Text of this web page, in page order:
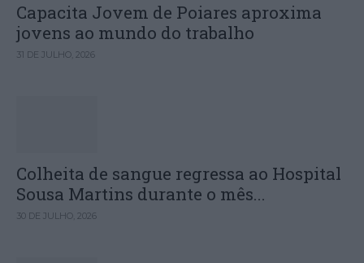
Capacita Jovem de Poiares aproxima
jovens ao mundo do trabalho
31 DE JULHO, 2026
Colheita de sangue regressa ao Hospital
Sousa Martins durante o mês...
30 DE JULHO, 2026